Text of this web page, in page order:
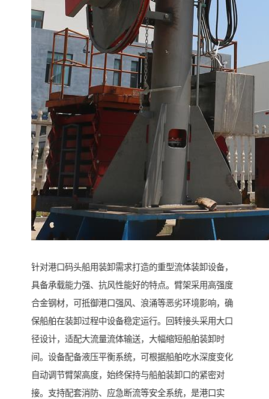
针对港口码头船用装卸需求打造的重型流体装卸设备，
具备承载能力强、抗风性能好的特点。臂架采用高强度
合金钢材，可抵御港口强风、浪涌等恶劣环境影响，确
保船舶在装卸过程中设备稳定运行。回转接头采用大口
径设计，适配大流量流体输送，大幅缩短船舶装卸时
间。设备配备液压平衡系统，可根据船舶吃水深度变化
自动调节臂架高度，始终保持与船舶装卸口的紧密对
接。支持配套消防、应急断流等安全系统，是港口实